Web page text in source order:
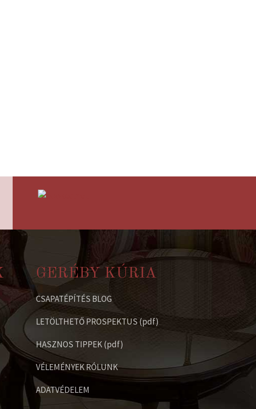
GERÉBY KÚRIA
CSAPATÉPÍTÉS BLOG
LETÖLTHETŐ PROSPEKTUS (pdf)
HASZNOS TIPPEK (pdf)
VÉLEMÉNYEK RÓLUNK
ADATVÉDELEM